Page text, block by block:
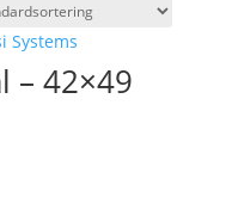
– 42×49